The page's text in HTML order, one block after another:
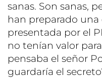
sanas. Son sanas,
han preparado
presentada por el
no tenían valor
pensaba el señor
guardaría el